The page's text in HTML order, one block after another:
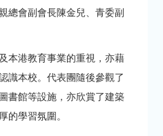
總會副會長陳金兒、青委副
本港教育事業的重視，亦藉
識本校。代表團隨後參觀了
書館等設施，亦欣賞了建築
的學習氛圍。